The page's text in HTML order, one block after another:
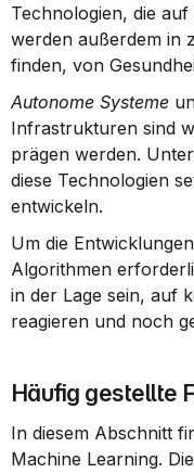
Technologien, die auf
werden außerdem in
finden, von
Autonome Systeme
Infrastrukturen sind
prägen werden.
diese Technologien
entwickeln.
Um die
Algorithmen
in der Lage sein, auf
reagieren und noch
Häufig gestellte
In diesem Abschnitt
Machine Learning.